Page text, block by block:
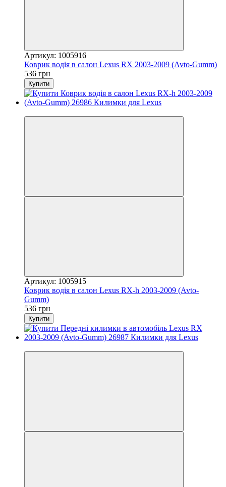
Артикул: 1005916
Коврик водія в салон Lexus RX 2003-2009 (Avto-Gumm)
536 грн
Купити
Артикул: 1005915
Коврик водія в салон Lexus RX-h 2003-2009 (Avto-
Gumm)
536 грн
Купити